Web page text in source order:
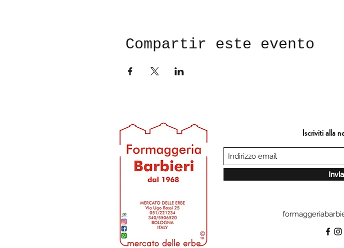
Compartir este evento
Iscriviti alla
Invia